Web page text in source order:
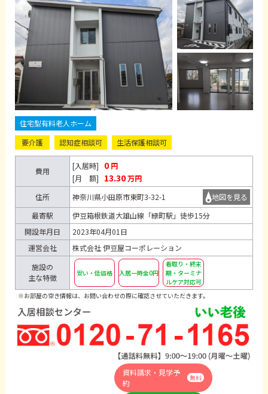
住宅型有料老人ホーム
要介護
認知症相談可 生活保護相談可
費用
[入居時] 0 円
[月 額]
13.30万円
住所
神奈川県小田原市東町3-32-1
地図を見る
最寄駅
伊豆箱根鉄道大雄山線「緑町駅」徒歩15分
開設年月日
2023年04月01日
運営会社
株式会社 伊豆屋コーポレーション
施設の
主な特徴
安い・低価格 入居一時金0円
看取り・終末
期・ターミナ
ルケア対応可
※お部屋の空き情報は、お問い合わせの際に確認させていただきます。
資料請求・見学予
約
無料